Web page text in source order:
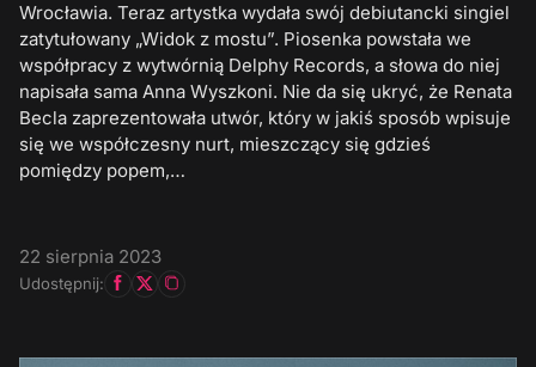
Wrocławia. Teraz artystka wydała swój debiutancki singiel
zatytułowany „Widok z mostu”. Piosenka powstała we
współpracy z wytwórnią Delphy Records, a słowa do niej
napisała sama Anna Wyszkoni. Nie da się ukryć, że Renata
Becla zaprezentowała utwór, który w jakiś sposób wpisuje
się we współczesny nurt, mieszczący się gdzieś
pomiędzy popem,…
22 sierpnia 2023
Udostępnij: